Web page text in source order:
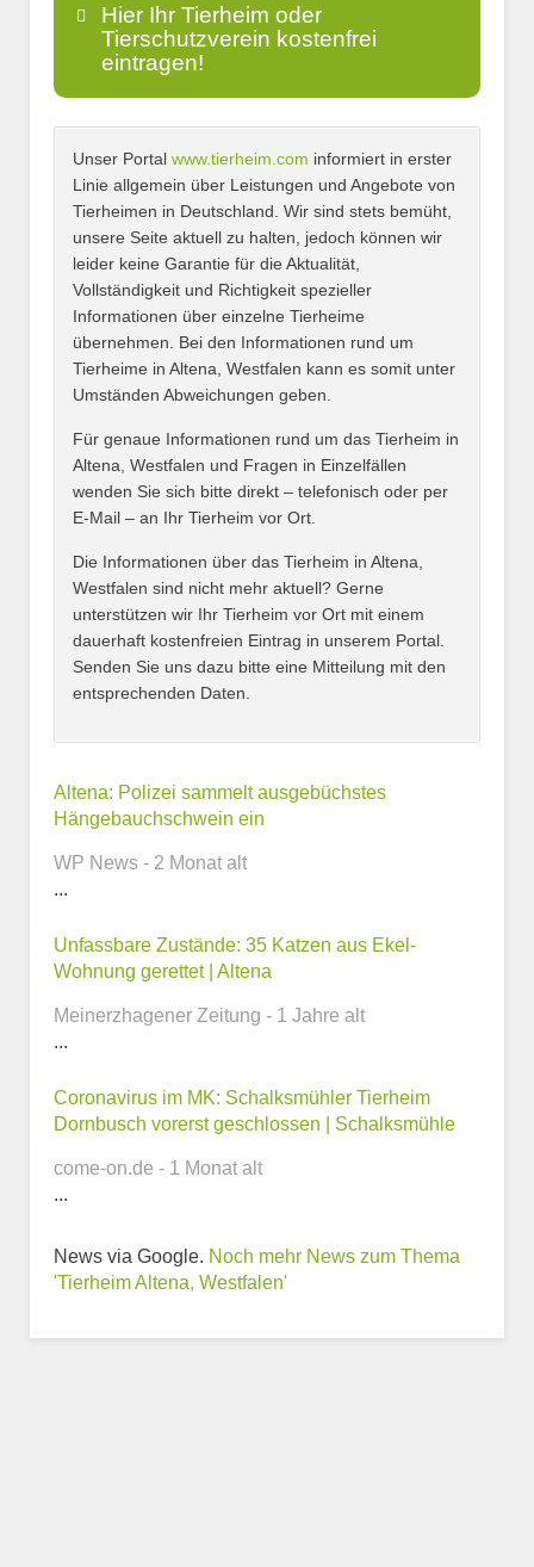
Hier Ihr Tierheim oder
Tierschutzverein kostenfrei
eintragen!
Name*
E-Mail*
Name des Tierheims*
Kontaktmöglichkeiten
E-Mail-Adresse
Telefonnummer
zum Tierheim
Trägerverein
Unser Portal www.tierheim.com informiert in erster
Linie allgemein über Leistungen und Angebote von
Tierheimen in Deutschland. Wir sind stets bemüht,
unsere Seite aktuell zu halten, jedoch können wir
leider keine Garantie für die Aktualität,
Vollständigkeit und Richtigkeit spezieller
Informationen über einzelne Tierheime
übernehmen. Bei den Informationen rund um
Tierheime in Altena, Westfalen kann es somit unter
Umständen Abweichungen geben.
Für genaue Informationen rund um das Tierheim in
Altena, Westfalen und Fragen in Einzelfällen
wenden Sie sich bitte direkt – telefonisch oder per
E-Mail – an Ihr Tierheim vor Ort.
Die Informationen über das Tierheim in Altena,
Westfalen sind nicht mehr aktuell? Gerne
unterstützen wir Ihr Tierheim vor Ort mit einem
dauerhaft kostenfreien Eintrag in unserem Portal.
Senden Sie uns dazu bitte eine Mitteilung mit den
entsprechenden Daten.
Altena: Polizei sammelt ausgebüchstes
Hängebauchschwein ein
WP News - 2 Monat alt
...
Unfassbare Zustände: 35 Katzen aus Ekel-
Wohnung gerettet | Altena
Meinerzhagener Zeitung - 1 Jahre alt
...
Coronavirus im MK: Schalksmühler Tierheim
Dornbusch vorerst geschlossen | Schalksmühle
come-on.de - 1 Monat alt
...
News via Google. Noch mehr News zum Thema
'Tierheim Altena, Westfalen'